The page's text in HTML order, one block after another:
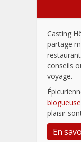
Casting
partage
conseils
voyage.
plaisir
En